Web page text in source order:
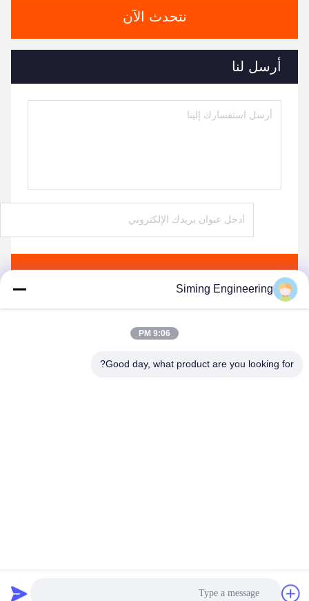
نتحدث الآن
أرسل لنا
Siming Engineering
9:06 PM
Good day, what product are you looking for?